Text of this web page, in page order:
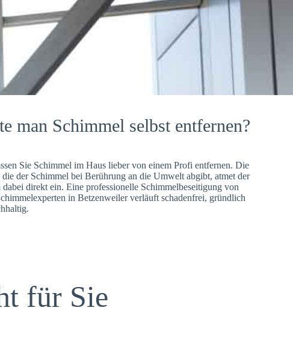
man Schimmel selbst entfernen?
Sie Schimmel im Haus lieber von einem Profi entfernen. Die
die der Schimmel bei Berührung an die Umwelt abgibt, atmet der
dabei direkt ein. Eine professionelle Schimmelbeseitigung von
in Betzenweiler verläuft schadenfrei, gründlich
für Sie